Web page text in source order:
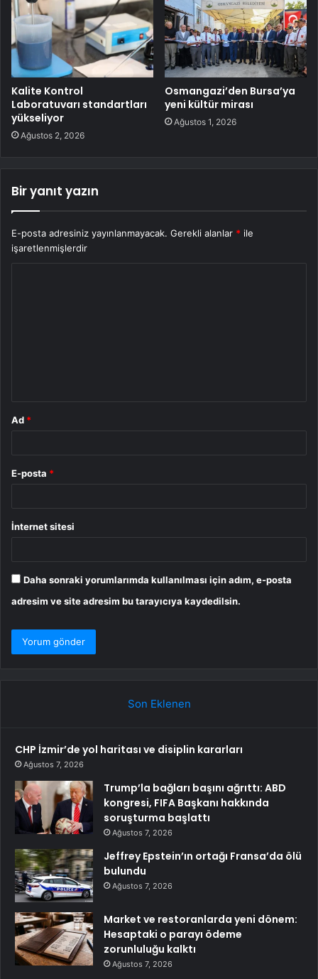
Kalite Kontrol
Laboratuvarı standartları
yükseliyor
Ağustos 2, 2026
Osmangazi’den Bursa’ya
yeni kültür mirası
Ağustos 1, 2026
Bir yanıt yazın
E-posta adresiniz yayınlanmayacak. Gerekli alanlar * ile
işaretlenmişlerdir
Ad *
E-posta *
İnternet sitesi
Daha sonraki yorumlarımda kullanılması için adım, e-posta
adresim ve site adresim bu tarayıcıya kaydedilsin.
Son Eklenen
CHP İzmir’de yol haritası ve disiplin kararları
Ağustos 7, 2026
Trump’la bağları başını ağrıttı: ABD
kongresi, FIFA Başkanı hakkında
soruşturma başlattı
Ağustos 7, 2026
Jeffrey Epstein’ın ortağı Fransa’da ölü
bulundu
Ağustos 7, 2026
Market ve restoranlarda yeni dönem:
Hesaptaki o parayı ödeme
zorunluluğu kalktı
Ağustos 7, 2026